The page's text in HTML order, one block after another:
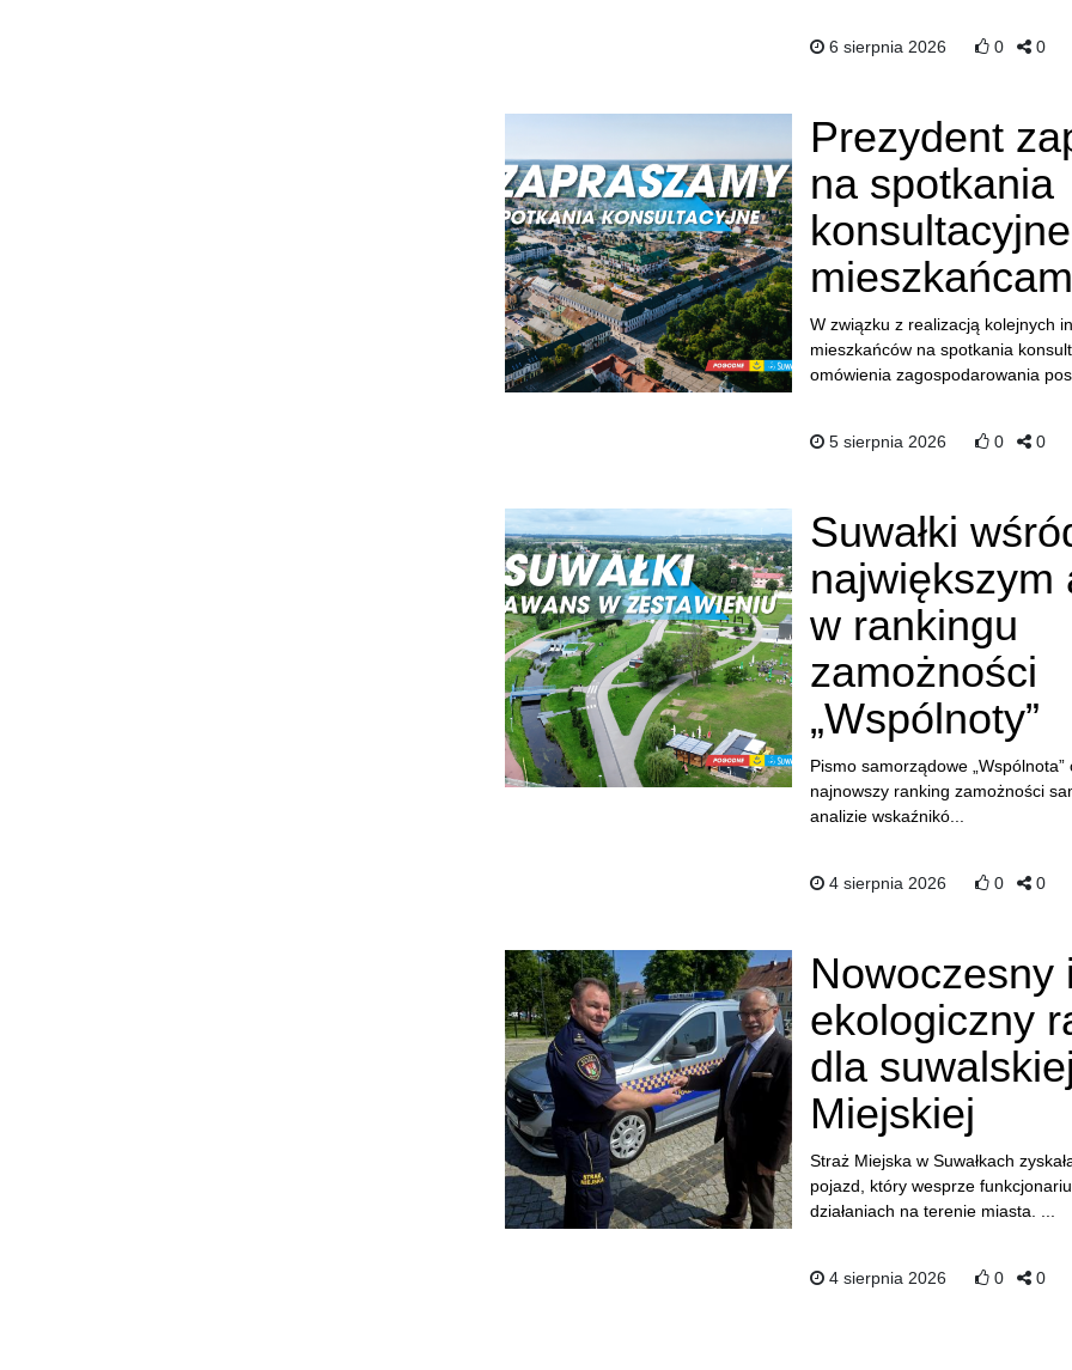
6 sierpnia 2026 0 0
Prezydent
na spotkania
W związku z realizacją kolejnych
mieszkańców na spotkania
omówienia zagospodarowania
5 sierpnia 2026 0 0
Suwałki
największym
w rankingu
zamożności
„Wspólnoty”
Pismo samorządowe „Wspólnota”
najnowszy ranking zamożności
analizie wskaźnikó...
4 sierpnia 2026 0 0
Nowoczesny i
ekologiczny
dla
Miejskiej
Straż Miejska w Suwałkach
pojazd, który wesprze
działaniach na terenie miasta. ...
4 sierpnia 2026 0 0